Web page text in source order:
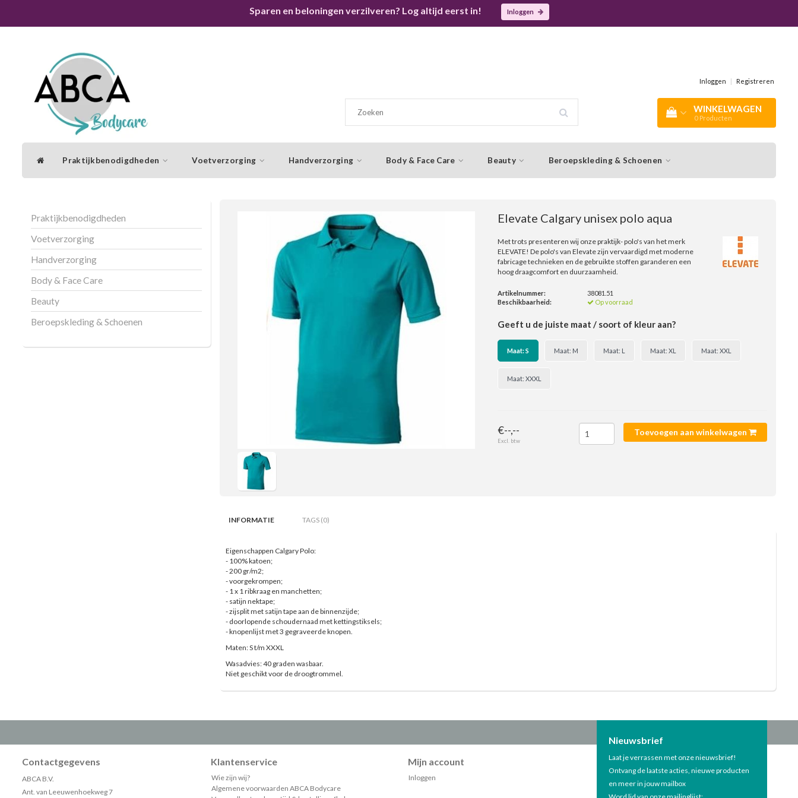
Sparen en beloningen verzilveren? Log altijd eerst in! Inloggen
Inloggen | Registreren
WINKELWAGEN
0 Producten
Praktijkbenodigdheden Voetverzorging Handverzorging Body & Face Care Beauty Beroepskleding & Schoenen
Praktijkbenodigdheden
Voetverzorging
Handverzorging
Body & Face Care
Beauty
Beroepskleding & Schoenen
Elevate Calgary unisex polo aqua
Met trots presenteren wij onze praktijk- polo's van het merk
ELEVATE! De polo's van Elevate zijn vervaardigd met moderne
fabricage technieken en de gebruikte stoffen garanderen een
hoog draagcomfort en duurzaamheid.
Artikelnummer:
38081.51
Beschikbaarheid:
Op voorraad
Geeft u de juiste maat / soort of kleur aan?
Maat: S Maat: M Maat: L Maat: XL Maat: XXL
Maat: XXXL
€--,--
Excl. btw
Toevoegen aan winkelwagen
INFORMATIE TAGS (0)
Eigenschappen Calgary Polo:
- 100% katoen;
- 200 gr/m2;
- voorgekrompen;
- 1 x 1 ribkraag en manchetten;
- satijn nektape;
- zijsplit met satijn tape aan de binnenzijde;
- doorlopende schoudernaad met kettingstiksels;
- knopenlijst met 3 gegraveerde knopen.
Maten: S t/m XXXL
Wasadvies: 40 graden wasbaar.
Niet geschikt voor de droogtrommel.
Contactgegevens
ABCA B.V.
Ant. van Leeuwenhoekweg 7
Klantenservice
Wie zijn wij?
Algemene voorwaarden ABCA Bodycare
Mijn account
Inloggen
Nieuwsbrief
Laat je verrassen met onze nieuwsbrief!
Ontvang de laatste acties, nieuwe producten
en meer in jouw mailbox